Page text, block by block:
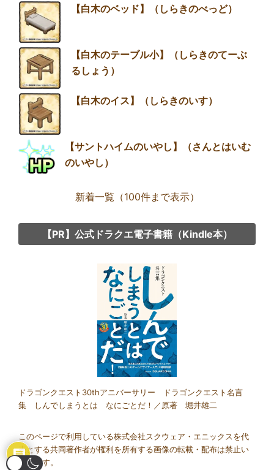
【白木のベッド】（しらきのべっど）
【白木のテーブル小】（しらきのてーぶ
るしょう）
【白木のイス】（しらきのいす）
【サントハイムのいやし】（さんとはいむ
のいやし）
新着一覧（100件まで表示）
【PR】公式ドラクエ電子書籍（Kindle本）
ドラゴンクエスト30thアニバーサリー ドラゴンクエスト名言
集 しんでしまうとは なにごとだ！／原著 堀井雄二
このページで利用している株式会社スクウェア・エニックスを代
表とする共同著作者が権利を所有する画像の転載・配布は禁止い
たします。